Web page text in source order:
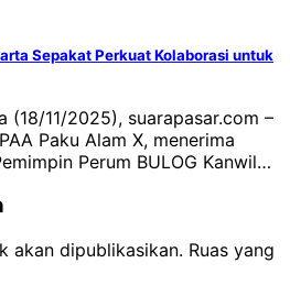
Sepakat Perkuat Kolaborasi untuk
(18/11/2025), suarapasar.com –
Paku Alam X, menerima
Perum BULOG Kanwil…
akan dipublikasikan. Ruas yang